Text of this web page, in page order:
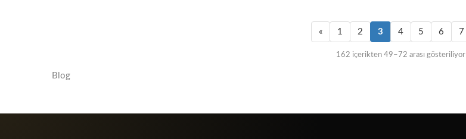
« 1 2 3 4 5 6 7
162 içerikten 49–72 arası gösteriliyor
Blog